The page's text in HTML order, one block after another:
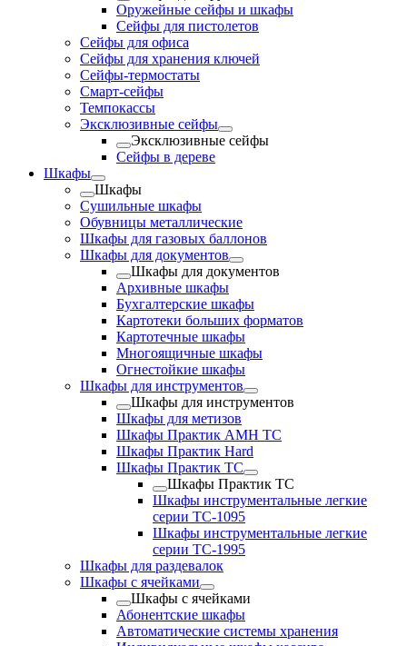
Оружейные сейфы и шкафы
Сейфы для пистолетов
Сейфы для офиса
Сейфы для хранения ключей
Сейфы-термостаты
Смарт-сейфы
Темпокассы
Эксклюзивные сейфы
Эксклюзивные сейфы
Сейфы в дереве
Шкафы
Шкафы
Cушильные шкафы
Обувницы металлические
Шкафы для газовых баллонов
Шкафы для документов
Шкафы для документов
Архивные шкафы
Бухгалтерские шкафы
Картотеки больших форматов
Картотечные шкафы
Многоящичные шкафы
Огнестойкие шкафы
Шкафы для инструментов
Шкафы для инструментов
Шкафы для метизов
Шкафы Практик AMH TC
Шкафы Практик Hard
Шкафы Практик TC
Шкафы Практик TC
Шкафы инструментальные легкие
серии TC-1095
Шкафы инструментальные легкие
серии TC-1995
Шкафы для раздевалок
Шкафы с ячейками
Шкафы с ячейками
Абонентские шкафы
Автоматические системы хранения